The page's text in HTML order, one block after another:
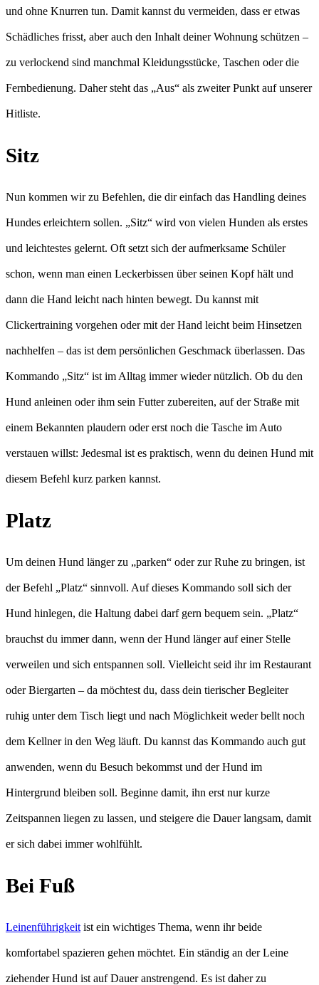
und ohne Knurren tun. Damit kannst du vermeiden, dass er etwas
Schädliches frisst, aber auch den Inhalt deiner Wohnung schützen –
zu verlockend sind manchmal Kleidungsstücke, Taschen oder die
Fernbedienung. Daher steht das „Aus“ als zweiter Punkt auf unserer
Hitliste.
Sitz
Nun kommen wir zu Befehlen, die dir einfach das Handling deines
Hundes erleichtern sollen. „Sitz“ wird von vielen Hunden als erstes
und leichtestes gelernt. Oft setzt sich der aufmerksame Schüler
schon, wenn man einen Leckerbissen über seinen Kopf hält und
dann die Hand leicht nach hinten bewegt. Du kannst mit
Clickertraining vorgehen oder mit der Hand leicht beim Hinsetzen
nachhelfen – das ist dem persönlichen Geschmack überlassen. Das
Kommando „Sitz“ ist im Alltag immer wieder nützlich. Ob du den
Hund anleinen oder ihm sein Futter zubereiten, auf der Straße mit
einem Bekannten plaudern oder erst noch die Tasche im Auto
verstauen willst: Jedesmal ist es praktisch, wenn du deinen Hund mit
diesem Befehl kurz parken kannst.
Platz
Um deinen Hund länger zu „parken“ oder zur Ruhe zu bringen, ist
der Befehl „Platz“ sinnvoll. Auf dieses Kommando soll sich der
Hund hinlegen, die Haltung dabei darf gern bequem sein. „Platz“
brauchst du immer dann, wenn der Hund länger auf einer Stelle
verweilen und sich entspannen soll. Vielleicht seid ihr im Restaurant
oder Biergarten – da möchtest du, dass dein tierischer Begleiter
ruhig unter dem Tisch liegt und nach Möglichkeit weder bellt noch
dem Kellner in den Weg läuft. Du kannst das Kommando auch gut
anwenden, wenn du Besuch bekommst und der Hund im
Hintergrund bleiben soll. Beginne damit, ihn erst nur kurze
Zeitspannen liegen zu lassen, und steigere die Dauer langsam, damit
er sich dabei immer wohlfühlt.
Bei Fuß
Leinenführigkeit ist ein wichtiges Thema, wenn ihr beide
komfortabel spazieren gehen möchtet. Ein ständig an der Leine
ziehender Hund ist auf Dauer anstrengend. Es ist daher zu